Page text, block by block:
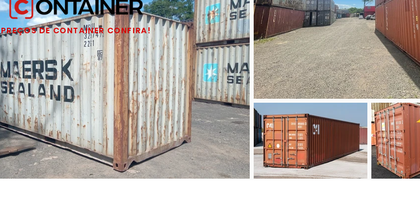
PREÇOS DE CONTAINER CONFIRA!